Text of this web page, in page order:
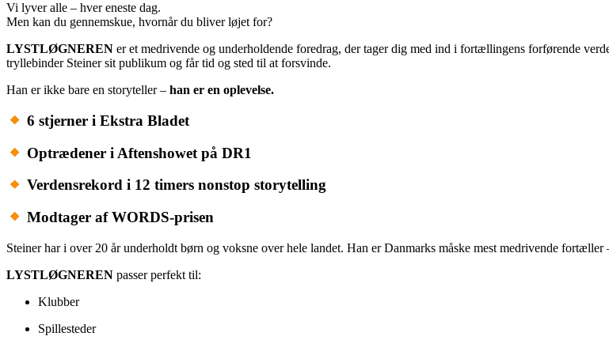
Vi lyver alle – hver eneste dag.
Men kan du gennemskue, hvornår du bliver løjet for?
LYSTLØGNEREN er et medrivende og underholdende foredrag, der tager dig med ind i fortællingens forførende
tryllebinder Steiner sit publikum og får tid og sted til at forsvinde.
Han er ikke bare en storyteller – han er en oplevelse.
6 stjerner i Ekstra Bladet
Optrædener i Aftenshowet på DR1
Verdensrekord i 12 timers nonstop storytelling
Modtager af WORDS-prisen
Steiner har i over 20 år underholdt børn og voksne over hele landet. Han er Danmarks måske mest medrivende fortæller
LYSTLØGNEREN passer perfekt til:
Klubber
Spillesteder